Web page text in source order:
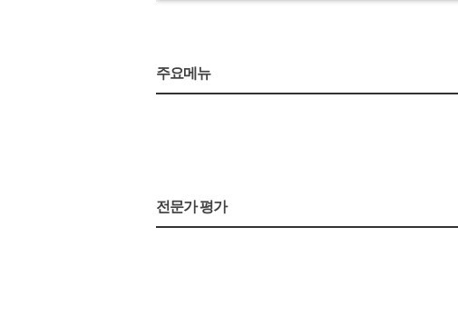
주요메뉴
전문가 평가